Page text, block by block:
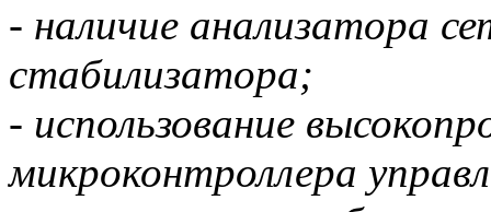
- наличие анализатора
стабилизатора;
- использование
микроконтроллера